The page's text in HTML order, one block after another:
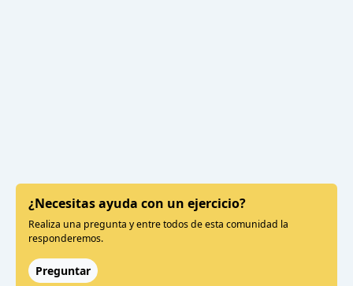
¿Necesitas ayuda con un ejercicio?
Realiza una pregunta y entre todos de esta comunidad la
responderemos.
Preguntar